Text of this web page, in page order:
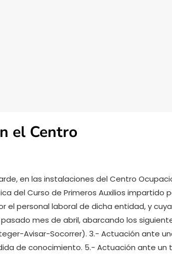
el Centro
en las instalaciones del Centro
del Curso de Primeros Auxilios impartido
el personal laboral de dicha entidad, y
mes de abril, abarcando los
Avisar-Socorrer). 3.- Actuación ante
de conocimiento. 5.- Actuación ante un